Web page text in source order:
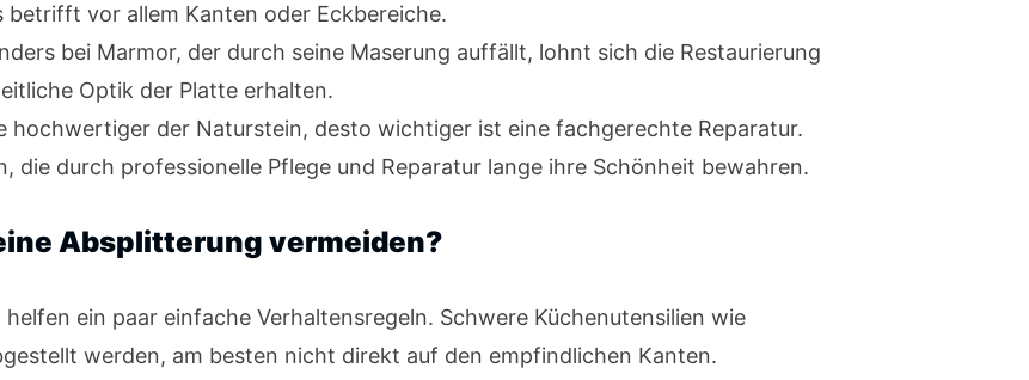
vor allem Kanten oder Eckbereiche.
bei Marmor, der durch seine Maserung auffällt, lohnt sich die Restaurierung
Optik der Platte erhalten.
hochwertiger der Naturstein, desto wichtiger ist eine fachgerechte Reparatur.
die durch professionelle Pflege und Reparatur lange ihre Schönheit bewahren.
Absplitterung vermeiden?
ein paar einfache Verhaltensregeln. Schwere Küchenutensilien wie
werden, am besten nicht direkt auf den empfindlichen Kanten.